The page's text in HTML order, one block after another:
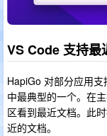
VS Code 支持最
HapiGo 对部分应用
中最典型的一个。在
区看到最近文档。此
近的文档。